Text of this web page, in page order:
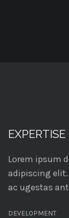
EXPERTISE
Lorem ipsum
adipiscing
ac ugestas
DEVELOPMENT